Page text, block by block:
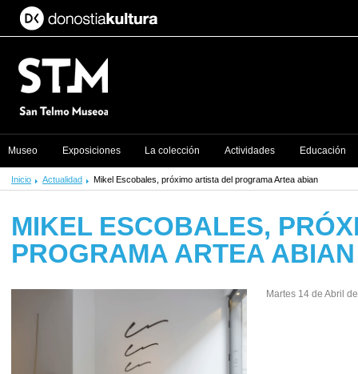
Inicio Actualidad Mikel Escobales, próximo artista del programa Artea abian
MIKEL ESCOBALES,
PROGRAMA ARTEA ABIAN
Martes 14 de Abril
Museo Exposiciones La colección Actividades Educación